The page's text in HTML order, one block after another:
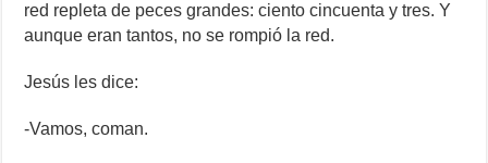
red repleta de peces grandes: ciento cincuenta y tres. Y
aunque eran tantos, no se rompió la red.
Jesús les dice:
-Vamos, coman.